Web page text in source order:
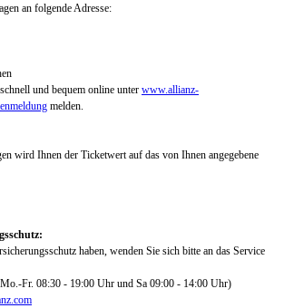
an folgende Adresse:
und bequem online unter www.allianz-
melden.
wird Ihnen der Ticketwert auf das von Ihnen angegebene
haben, wenden Sie sich bitte an das Service
Fr. 08:30 - 19:00 Uhr und Sa 09:00 - 14:00 Uhr)